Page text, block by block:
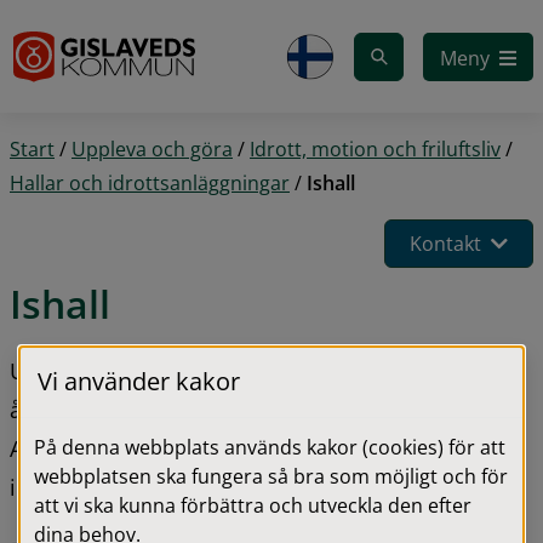
Meny
Start/ Uppleva och göra / Idrott, motion och friluftsliv/
Hallar och idrottsanläggningar/ Ishall
Kontakt
Ishall
Under allmänhetens åkning är alla välkomna att
åka skridskor.
Allmänhetens åkning är till för spontanåkning och
inte för organiserad träning eller organiserat spel.
Vi använder kakor
På denna webbplats används kakor (cookies) för att
webbplatsen ska fungera så bra som möjligt och för
att vi ska kunna förbättra och utveckla den efter
dina behov.